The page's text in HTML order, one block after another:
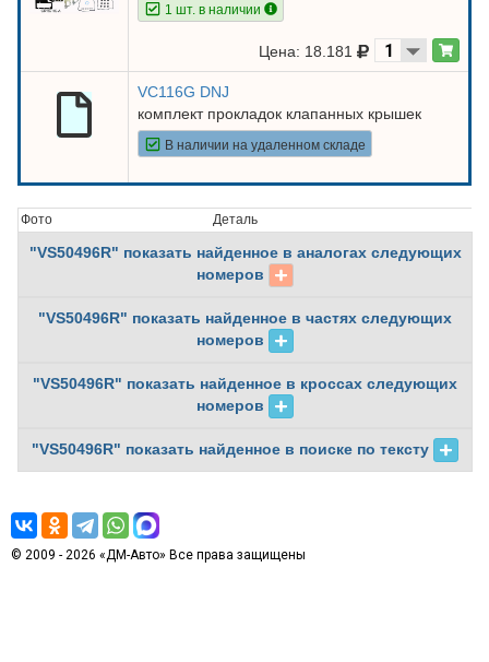
1 шт. в наличии
Цена: 18.181
VC116G DNJ
комплект прокладок клапанных крышек
В наличии на удаленном складе
Фото Деталь
"VS50496R" показать найденное в аналогах следующих
номеров
"VS50496R" показать найденное в частях следующих
номеров
"VS50496R" показать найденное в кроссах следующих
номеров
"VS50496R" показать найденное в поиске по тексту
© 2009 - 2026 «ДМ-Авто» Все права защищены